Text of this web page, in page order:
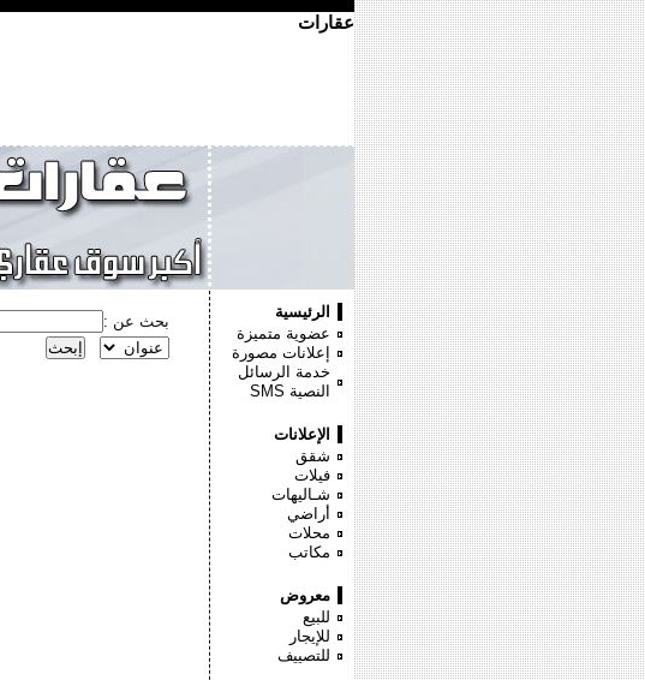
عقارات
بحث عن :
الرئيسية
عضوية متميزة
إعلانات مصورة
خدمة الرسائل
النصية SMS
الإعلانات
شقق
فيلات
شـاليهات
أراضي
محلات
مكاتب
معروض
للبيع
للإيجار
للتصييف